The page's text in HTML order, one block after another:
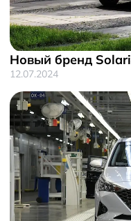
Новый бренд
12.07.2024